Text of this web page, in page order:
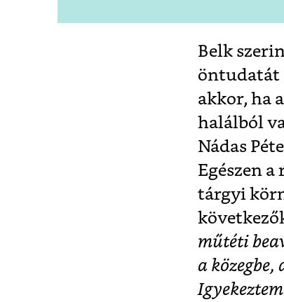
Belk
öntudatát
akkor, ha
halálból
Nádas
Egészen
tárgyi
műtéti
a közegbe,